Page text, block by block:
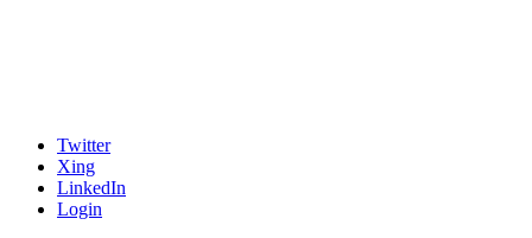
Twitter
Xing
LinkedIn
Login